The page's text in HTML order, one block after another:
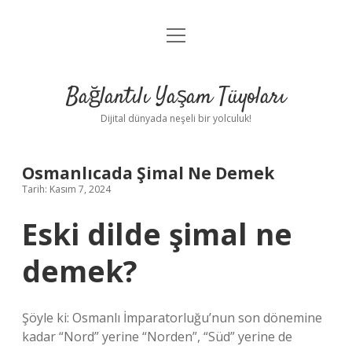
Anasayfa
Yasal Uyarı
menüyü
Bağlantılı Yaşam Tüyoları
Dijital dünyada neşeli bir yolculuk!
Osmanlıcada Şimal Ne Demek
Tarih: Kasım 7, 2024
Eski dilde şimal ne
demek?
Şöyle ki: Osmanlı İmparatorluğu’nun son dönemine
kadar “Nord” yerine “Norden”, “Süd” yerine de